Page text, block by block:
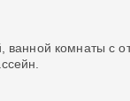
ванной комнаты с